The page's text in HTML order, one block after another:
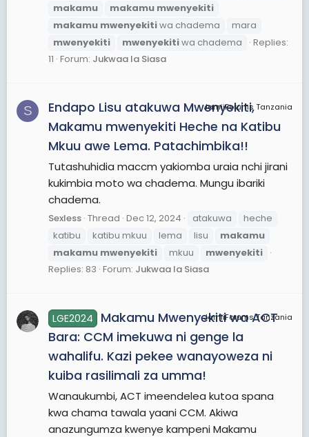
makamu
makamu mwenyekiti
makamu mwenyekitiwa chadema
mara
mwenyekiti
mwenyekitiwa chadema
Replies:
11 Forum: Jukwaa la Siasa
S JamiiForums Tanzania
Endapo Lisu atakuwa Mwenyekiti,
Makamu mwenyekiti Heche na Katibu
Mkuu awe Lema. Patachimbika!!
Tutashuhidia maccm yakiomba uraia nchi jirani
kukimbia moto wa chadema. Mungu ibariki
chadema.
Sexless Thread Dec 12, 2024 atakuwa
heche
katibu
katibu mkuu lema lisu
makamu
makamu mwenyekiti mkuu
mwenyekiti
Replies: 83 Forum: Jukwaa la Siasa
JamiiForums Tanzania
LGE2024
Makamu Mwenyekiti wa ACT
Bara: CCM imekuwa ni genge la
wahalifu. Kazi pekee wanayoweza ni
kuiba rasilimali za umma!
Wanaukumbi, ACT imeendelea kutoa spana
kwa chama tawala yaani CCM. Akiwa
anazungumza kwenye kampeni Makamu